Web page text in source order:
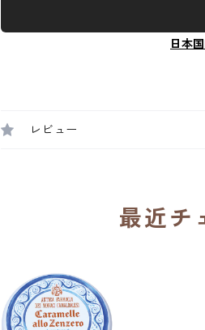
日本
レビュー
最近チ